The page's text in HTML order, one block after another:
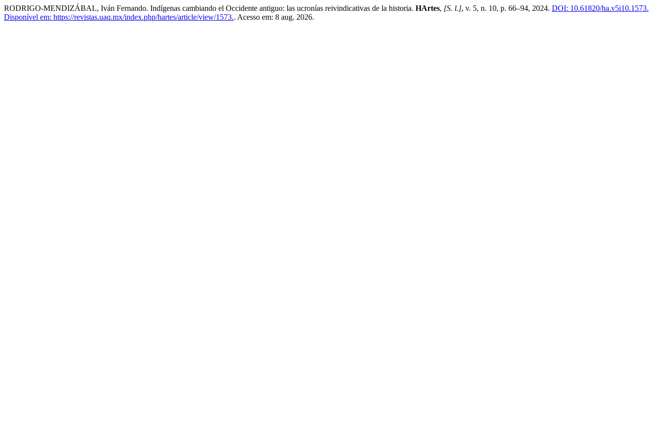
RODRIGO-MENDIZÁBAL, Iván Fernando. Indígenas cambiando el Occidente antiguo: las ucronías reivindicativas de la historia. HArtes, [S. l.], v. 5, n. 10, p. 66–94, 2024. DOI: 10.61820/ha.v5i10.1573.
Disponível em: https://revistas.uaq.mx/index.php/hartes/article/view/1573.. Acesso em: 8 aug. 2026.